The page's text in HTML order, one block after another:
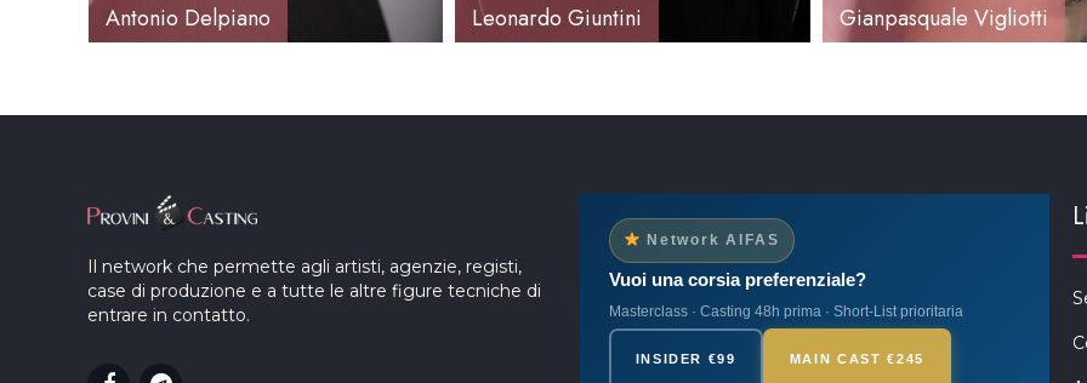
Antonio Delpiano Leonardo Giuntini Gianpasquale Vigliotti
Il network che permette agli artisti, agenzie, registi,
case di produzione e a tutte le altre figure tecniche di
entrare in contatto.
Network AIFAS
Vuoi una corsia preferenziale?
Masterclass · Casting 48h prima · Short-List prioritaria
INSIDER €99 MAIN CAST €245